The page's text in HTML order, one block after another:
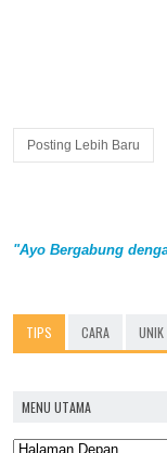
Posting Lebih Baru
"Ayo Bergabung
TIPS CARA UNIK
MENU UTAMA